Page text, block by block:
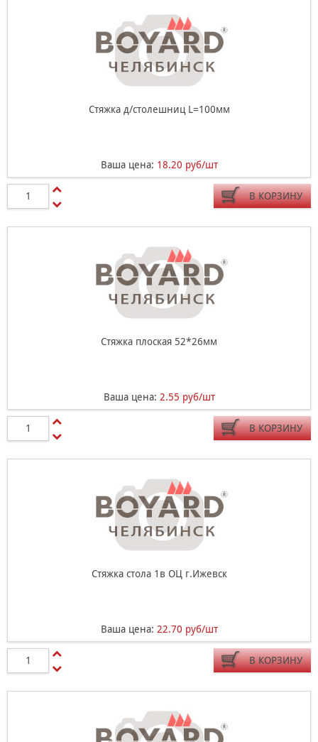
Стяжка д/столешниц L=100мм
Ваша цена: 18.20 руб/шт
В КОРЗИНУ
Стяжка плоская 52*26мм
Ваша цена: 2.55 руб/шт
В КОРЗИНУ
Стяжка стола 1в ОЦ г.Ижевск
Ваша цена: 22.70 руб/шт
В КОРЗИНУ